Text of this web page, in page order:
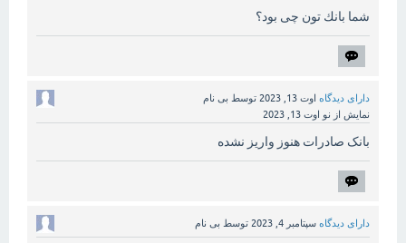
شما بانك تون چی بود؟
دارای دیدگاه اوت 13, 2023 توسط بی نام
نمایش از نو اوت 13, 2023
بانک صادرات هنوز واریز نشده
دارای دیدگاه سپتامبر 4, 2023 توسط بی نام